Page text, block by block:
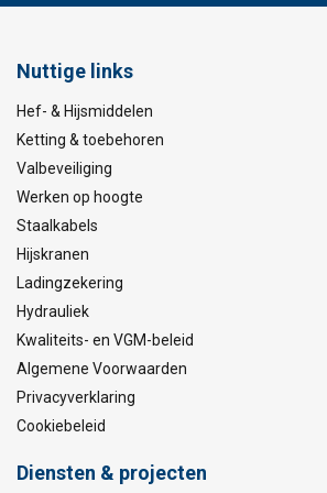
Nuttige links
Hef- & Hijsmiddelen
Ketting & toebehoren
Valbeveiliging
Werken op hoogte
Staalkabels
Hijskranen
Ladingzekering
Hydrauliek
Kwaliteits- en VGM-beleid
Algemene Voorwaarden
Privacyverklaring
Cookiebeleid
Diensten & projecten